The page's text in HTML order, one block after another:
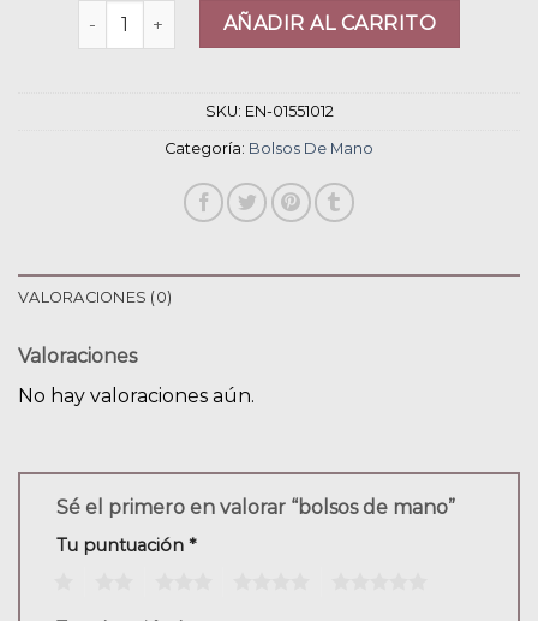
bolsos de mano cantidadAÑADIR AL CARRITO
SKU: EN-01551012
Categoría: Bolsos De Mano
VALORACIONES (0)
Valoraciones
No hay valoraciones aún.
Sé el primero en valorar “bolsos de mano”
Tu puntuación *